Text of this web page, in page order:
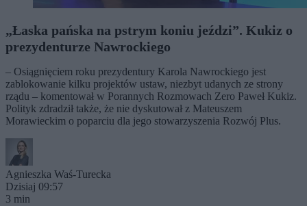
„Łaska pańska na pstrym koniu jeździ”. Kukiz o
prezydenturze Nawrockiego
– Osiągnięciem roku prezydentury Karola Nawrockiego jest
zablokowanie kilku projektów ustaw, niezbyt udanych ze strony
rządu – komentował w Porannych Rozmowach Zero Paweł Kukiz.
Polityk zdradził także, że nie dyskutował z Mateuszem
Morawieckim o poparciu dla jego stowarzyszenia Rozwój Plus.
Agnieszka Waś-Turecka
Dzisiaj 09:57
3 min